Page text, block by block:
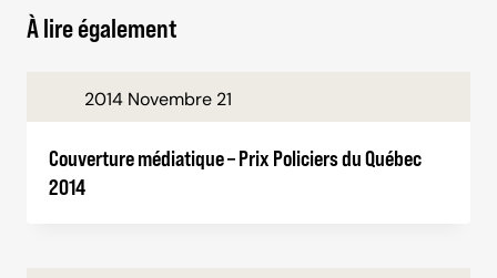
À lire également
2014 Novembre 21
Couverture médiatique – Prix Policiers du Québec
2014